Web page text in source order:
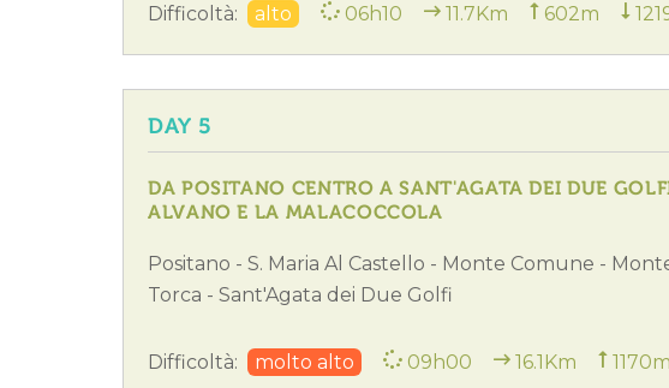
Difficoltà: alto 06h10 11.7Km 602m
DAY 5
DA POSITANO CENTRO A SANT'AGATA DEI DUE
ALVANO E LA MALACOCCOLA
Positano - S. Maria Al Castello - Monte Comune -
Torca - Sant'Agata dei Due Golfi
Difficoltà: molto alto 09h00 16.1Km 1170m